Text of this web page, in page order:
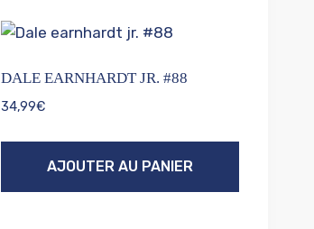
DALE EARNHARDT JR. #88
34,99€
AJOUTER AU PANIER